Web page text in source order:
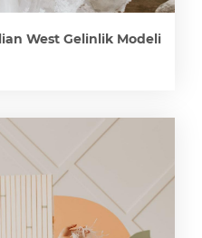
West Gelinlik Modeli